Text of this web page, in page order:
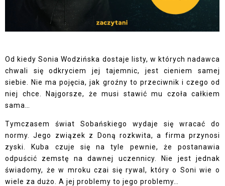
Od kiedy Sonia Wodzińska dostaje listy, w których nadawca
chwali się odkryciem jej tajemnic, jest cieniem samej
siebie. Nie ma pojęcia, jak groźny to przeciwnik i czego od
niej chce. Najgorsze, że musi stawić mu czoła całkiem
sama…
Tymczasem świat Sobańskiego wydaje się wracać do
normy. Jego związek z Doną rozkwita, a firma przynosi
zyski. Kuba czuje się na tyle pewnie, że postanawia
odpuścić zemstę na dawnej uczennicy. Nie jest jednak
świadomy, że w mroku czai się rywal, który o Soni wie o
wiele za dużo. A jej problemy to jego problemy…